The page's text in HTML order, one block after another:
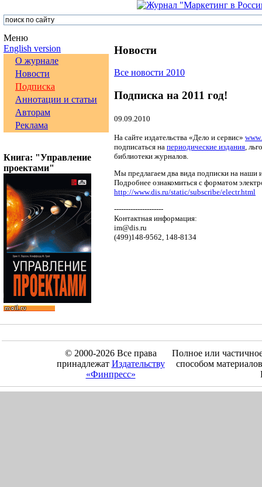
Меню
English version
О журнале
Новости
Подписка
Аннотации и статьи
Авторам
Реклама
Книга: "Управление
проектами"
Новости
Все новости 2010
Подписка на 2011 год!
09.09.2010
На сайте издательства «Дело и сервис»
подписаться на периодические издания ,
библиотеки журналов.
Мы предлагаем два вида подписки на наши
Подробнее ознакомиться с форматом
http://www.dis.ru/static/subscribe/electr.html
---------------------
Контактная информация:
im@dis.ru
(499)148-9562, 148-8134
© 2000-2026 Все права
принадлежат Издательству
«Финпресс»
Полное или
способом